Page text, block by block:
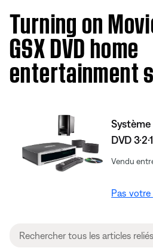
Turning on
GSX DVD home
entertainment
Système
DVD
Vendu
Pas